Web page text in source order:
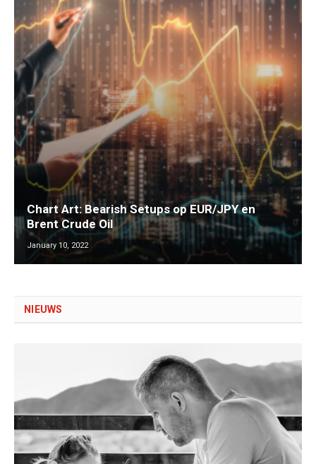
Chart Art: Bearish Setups op EUR/JPY en
Brent Crude Oil
January 10, 2022
NIEUWS